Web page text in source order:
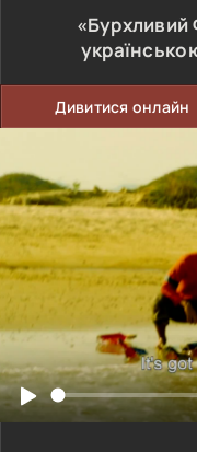
«Бурхливий
Дивитися онлайн